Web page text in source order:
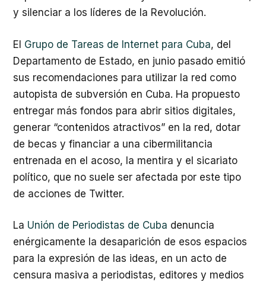
y silenciar a los líderes de la Revolución.
El Grupo de Tareas de Internet para Cuba, del
Departamento de Estado, en junio pasado emitió
sus recomendaciones para utilizar la red como
autopista de subversión en Cuba. Ha propuesto
entregar más fondos para abrir sitios digitales,
generar “contenidos atractivos” en la red, dotar
de becas y financiar a una cibermilitancia
entrenada en el acoso, la mentira y el sicariato
político, que no suele ser afectada por este tipo
de acciones de Twitter.
La Unión de Periodistas de Cuba denuncia
enérgicamente la desaparición de esos espacios
para la expresión de las ideas, en un acto de
censura masiva a periodistas, editores y medios